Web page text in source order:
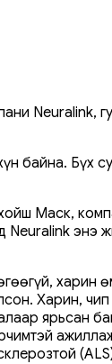
Neuralink,
байна. Бүх
Маск,
Neuralink
харин
Харин,
ярьсан